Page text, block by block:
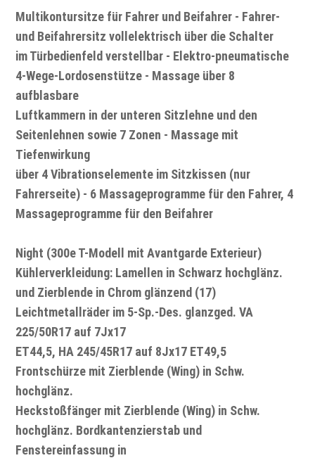
Multikontursitze für Fahrer und Beifahrer - Fahrer-
und Beifahrersitz vollelektrisch über die Schalter
im Türbedienfeld verstellbar - Elektro-pneumatische
4-Wege-Lordosenstütze - Massage über 8
aufblasbare
Luftkammern in der unteren Sitzlehne und den
Seitenlehnen sowie 7 Zonen - Massage mit
Tiefenwirkung
über 4 Vibrationselemente im Sitzkissen (nur
Fahrerseite) - 6 Massageprogramme für den Fahrer, 4
Massageprogramme für den Beifahrer
Night (300e T-Modell mit Avantgarde Exterieur)
Kühlerverkleidung: Lamellen in Schwarz hochglänz.
und Zierblende in Chrom glänzend (17)
Leichtmetallräder im 5-Sp.-Des. glanzged. VA
225/50R17 auf 7Jx17
ET44,5, HA 245/45R17 auf 8Jx17 ET49,5
Frontschürze mit Zierblende (Wing) in Schw.
hochglänz.
Heckstoßfänger mit Zierblende (Wing) in Schw.
hochglänz. Bordkantenzierstab und
Fenstereinfassung in